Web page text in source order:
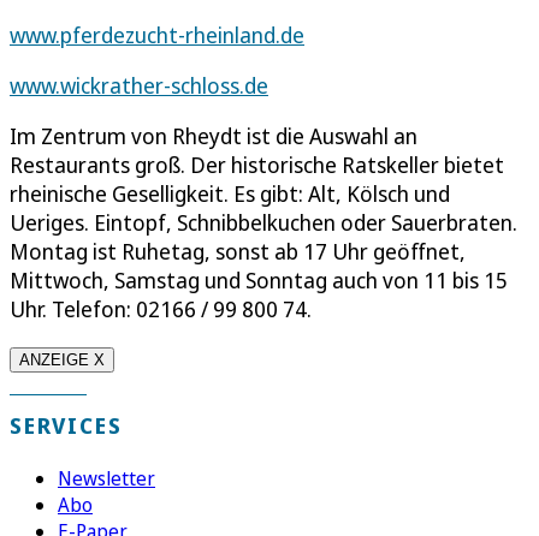
www.pferdezucht-rheinland.de
www.wickrather-schloss.de
Im Zentrum von Rheydt ist die Auswahl an
Restaurants groß. Der historische Ratskeller bietet
rheinische Geselligkeit. Es gibt: Alt, Kölsch und
Ueriges. Eintopf, Schnibbelkuchen oder Sauerbraten.
Montag ist Ruhetag, sonst ab 17 Uhr geöffnet,
Mittwoch, Samstag und Sonntag auch von 11 bis 15
Uhr. Telefon: 02166 / 99 800 74.
ANZEIGE X
SERVICES
Newsletter
Abo